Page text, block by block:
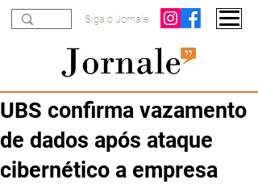
Siga o Jornale
UBS confirma vazamento
de dados após ataque
cibernético a empresa